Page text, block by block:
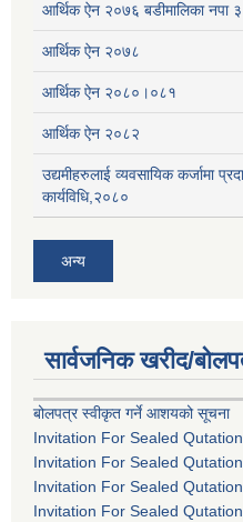
आर्थिक ऐन २०७६ बडीमालिका नपा
आर्थिक ऐन २०७८
आर्थिक ऐन २०८०।०८१
आर्थिक ऐन २०८२
उद्यमीहरुलाई व्यवसायिक कर्जामा
कार्यविधि,२०८०
अन्य
सार्वजनिक खरीद/
बोलपत्र स्वीकृत गर्ने आशयको सूचना
Invitation For Sealed Qutation
Invitation For Sealed Qutation
Invitation For Sealed Qutation
Invitation For Sealed Qutation